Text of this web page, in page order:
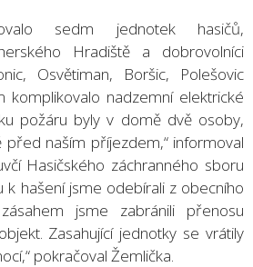
sedm jednotek hasičů,
Hradiště a dobrovolníci
Osvětiman, Boršic, Polešovic
komplikovalo nadzemní elektrické
požáru byly v domě dvě osoby,
před naším příjezdem,“ informoval
Hasičského záchranného sboru
k hašení jsme odebírali z obecního
jsme zabránili přenosu
Zasahující jednotky se vrátily
pokračoval Žemlička.